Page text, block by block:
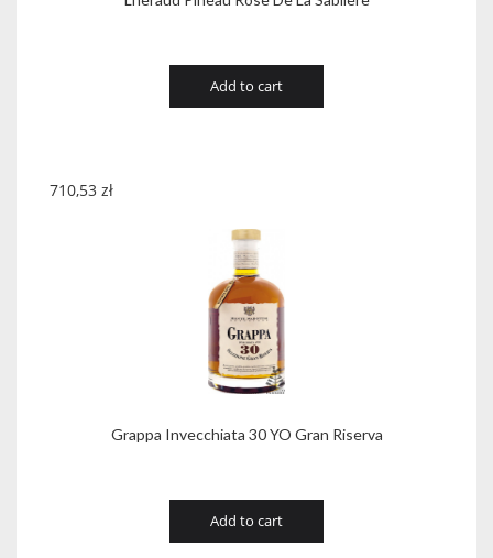
Add to cart
Grappa Invecchiata 30 YO Gran Riserva
710,53 zł
Add to cart